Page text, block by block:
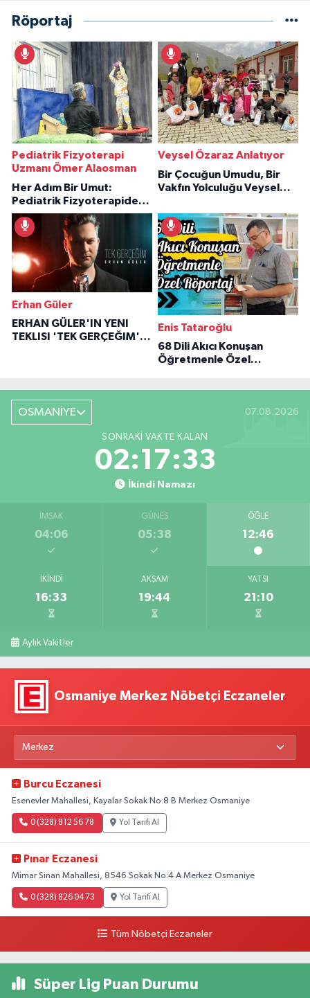
Röportaj
Pediatrik Fizyoterapi
Uzmanı Ömer Alaosman
Her Adım Bir Umut:
Pediatrik Fizyoterapiden
İlham Veren Hikâyeler
Veysel Özaraz Anlatıyor
Bir Çocuğun Umudu, Bir
Vakfın Yolculuğu Veysel
Erhan Güler
ERHAN GÜLER'IN YENI
TEKLISI 'TEK GERÇEĞIM'LE
Enis Tataroğlu
68 Dili Akıcı Konuşan
Öğretmenle Özel
OSMANİYE 07.08.2026
SONRAKI VAKTE KALAN
02:17:32
İkindi Namazı
İMSAK
04:06
GÜNEŞ
05:38
ÖĞLE
12:46
İKINDI
16:33
AKŞAM
19:44
YATSI
21:10
Aylık Vakitler
Osmaniye Merkez Nöbetçi Eczaneler
Burcu Eczanesi
Esenevler Mahallesi, Kayalar Sokak No:8 B Merkez Osmaniye
0 (328) 812 56 78 Yol Tarifi Al
Pınar Eczanesi
Mimar Sinan Mahallesi, 8546 Sokak No:4 A Merkez Osmaniye
0 (328) 826 04 73 Yol Tarifi Al
Tüm Nöbetçi Eczaneler
Süper Lig Puan Durumu